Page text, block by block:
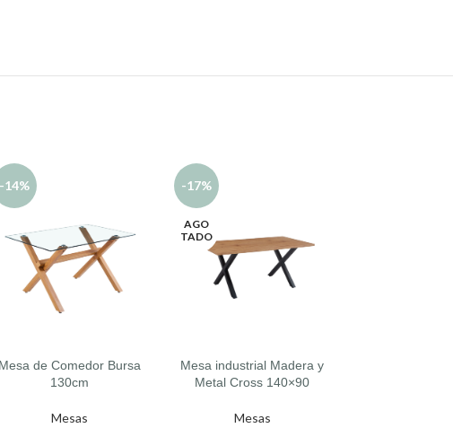
-14%
AL CARRITO
Mesa de Comedor Bursa
130cm
Mesas
-17%
AGO
TADO
LEER MÁS
Mesa industrial Madera y
Metal Cross 140×90
Mesas